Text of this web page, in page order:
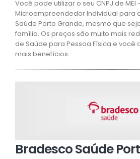
Você pode utilizar o seu CNPJ de MEI
Microempreendedor Individual para
Saúde Porto Grande, mesmo que
família. Os preços são muito mais
de Saúde para Pessoa Física e você
mais benefícios.
Bradesco Saúde